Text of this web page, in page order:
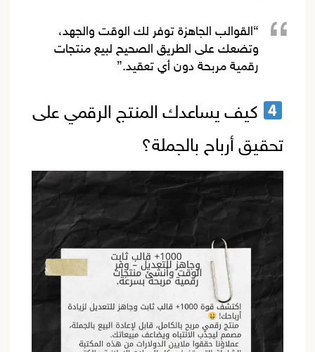
“القوالب الجاهزة توفر لك الوقت والجهد،
وتضعك على الطريق الصحيح لبيع منتجات
رقمية مربحة دون أي تعقيد.”
كيف يساعدك المنتج الرقمي على
تحقيق أرباح بالجملة؟